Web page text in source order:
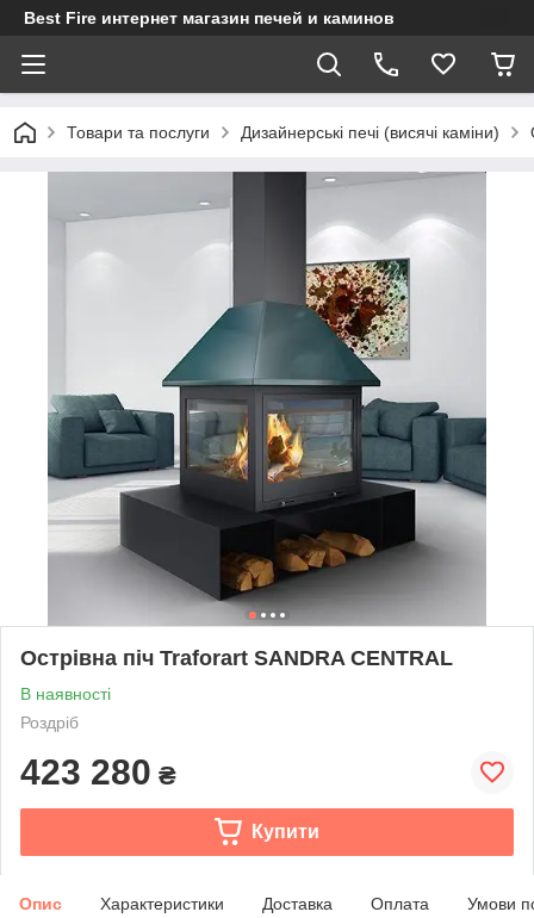
Best Fire интернет магазин печей и каминов
Товари та послуги Дизайнерські печі (висячі каміни)
Острівна піч Traforart SANDRA CENTRAL
В наявності
Роздріб
423 280 ₴
Купити
Опис Характеристики Доставка Оплата Умови